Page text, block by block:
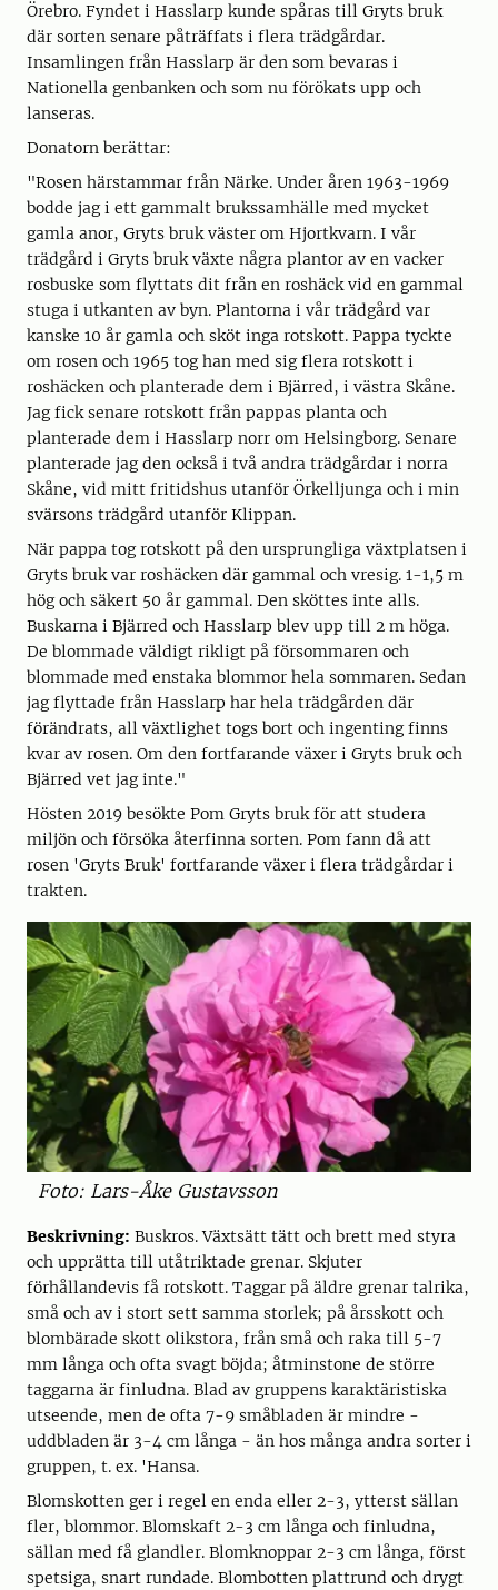
Örebro. Fyndet i Hasslarp kunde spåras till Gryts bruk
där sorten senare påträffats i flera trädgårdar.
Insamlingen från Hasslarp är den som bevaras i
Nationella genbanken och som nu förökats upp och
lanseras.
Donatorn berättar:
"Rosen härstammar från Närke. Under åren 1963-1969
bodde jag i ett gammalt brukssamhälle med mycket
gamla anor, Gryts bruk väster om Hjortkvarn. I vår
trädgård i Gryts bruk växte några plantor av en vacker
rosbuske som flyttats dit från en roshäck vid en gammal
stuga i utkanten av byn. Plantorna i vår trädgård var
kanske 10 år gamla och sköt inga rotskott. Pappa tyckte
om rosen och 1965 tog han med sig flera rotskott i
roshäcken och planterade dem i Bjärred, i västra Skåne.
Jag fick senare rotskott från pappas planta och
planterade dem i Hasslarp norr om Helsingborg. Senare
planterade jag den också i två andra trädgårdar i norra
Skåne, vid mitt fritidshus utanför Örkelljunga och i min
svärsons trädgård utanför Klippan.
När pappa tog rotskott på den ursprungliga växtplatsen i
Gryts bruk var roshäcken där gammal och vresig. 1-1,5 m
hög och säkert 50 år gammal. Den sköttes inte alls.
Buskarna i Bjärred och Hasslarp blev upp till 2 m höga.
De blommade väldigt rikligt på försommaren och
blommade med enstaka blommor hela sommaren. Sedan
jag flyttade från Hasslarp har hela trädgården där
förändrats, all växtlighet togs bort och ingenting finns
kvar av rosen. Om den fortfarande växer i Gryts bruk och
Bjärred vet jag inte."
Hösten 2019 besökte Pom Gryts bruk för att studera
miljön och försöka återfinna sorten. Pom fann då att
rosen 'Gryts Bruk' fortfarande växer i flera trädgårdar i
trakten.
Foto: Lars-Åke Gustavsson
Beskrivning: Buskros. Växtsätt tätt och brett med styra
och upprätta till utåtriktade grenar. Skjuter
förhållandevis få rotskott. Taggar på äldre grenar talrika,
små och av i stort sett samma storlek; på årsskott och
blombärade skott olikstora, från små och raka till 5-7
mm långa och ofta svagt böjda; åtminstone de större
taggarna är finludna. Blad av gruppens karaktäristiska
utseende, men de ofta 7-9 småbladen är mindre -
uddbladen är 3-4 cm långa - än hos många andra sorter i
gruppen, t. ex. 'Hansa.
Blomskotten ger i regel en enda eller 2-3, ytterst sällan
fler, blommor. Blomskaft 2-3 cm långa och finludna,
sällan med få glandler. Blomknoppar 2-3 cm långa, först
spetsiga, snart rundade. Blombotten plattrund och drygt